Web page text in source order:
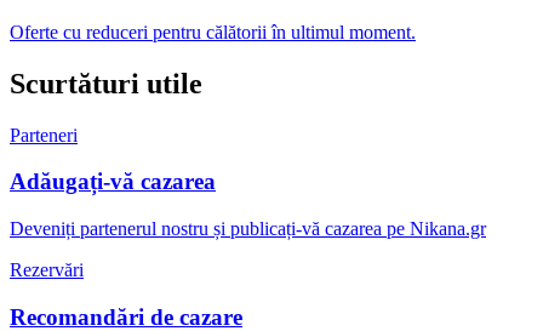
Oferte cu reduceri pentru călătorii în ultimul moment.
Scurtături utile
Parteneri
Adăugați-vă cazarea
Deveniți partenerul nostru și publicați-vă cazarea pe Nikana.gr
Rezervări
Recomandări de cazare